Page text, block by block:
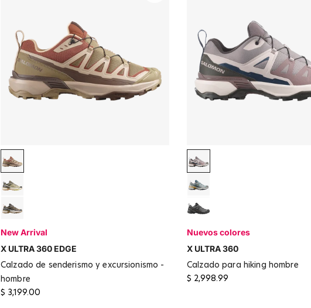
Kelp / Arabian Spice / Dark Earth
Aloe / Slate Green
Stone Gray / Phantom
New Arrival
X ULTRA 360 EDGE
calzado de senderismo y excursionismo -
hombre
$ 3,199.00
Cloudburst / Silver Cloud /
Sedona Sage / Wrought
Deep Black
Nuevos colores
X ULTRA 360
calzado para hiking hombre
$ 2,998.99